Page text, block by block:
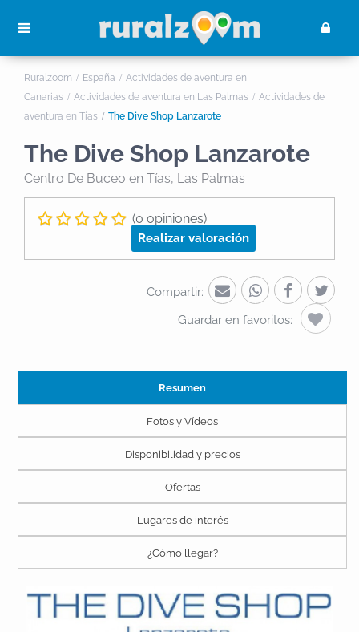
Ruralzoom España
Actividades de aventura en
Canarias
Actividades de aventura en Las Palmas
Actividades de
aventura en Tías
The Dive Shop Lanzarote
The Dive Shop Lanzarote
Centro De Buceo en Tías, Las Palmas
(0 opiniones)
Realizar valoración
Compartir:
Guardar en favoritos:
Resumen
Fotos y Vídeos
Disponibilidad y precios
Ofertas
Lugares de interés
¿Cómo llegar?